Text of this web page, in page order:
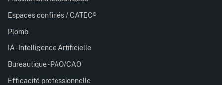
Espaces confinés / CATEC®
Plomb
IA - Intelligence Artificielle
Bureautique - PAO/CAO
Efficacité professionnelle